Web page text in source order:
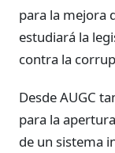
para la mejora
estudiará la
contra la
Desde AUGC
para la
de un sistema